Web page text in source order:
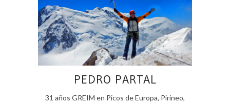
PEDRO PARTAL
31 años GREIM en Picos de Europa, Pirineo,